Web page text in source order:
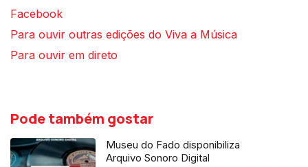
Facebook
Para ouvir outras edições do Viva a Música
Para ouvir em direto
Pode também gostar
Museu do Fado disponibiliza
Arquivo Sonoro Digital